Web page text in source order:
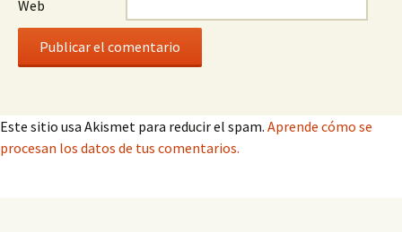
Web
Este sitio usa Akismet para reducir el spam. Aprende cómo se
procesan los datos de tus comentarios.